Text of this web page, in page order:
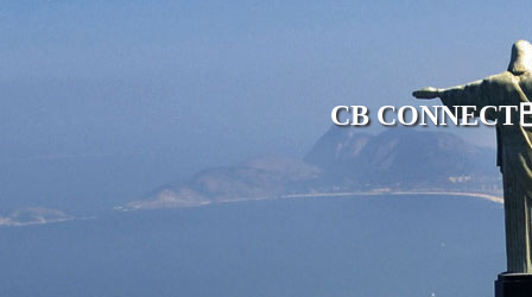
CB CONNECT